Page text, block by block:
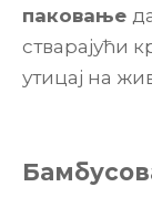
паковање
стварајући
утицај на